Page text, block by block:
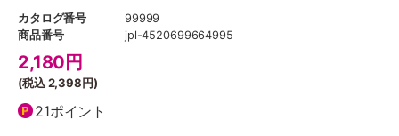
カタログ番号
99999
商品番号
jpl-4520699664995
2,180 円
(税込2,398円)
21ポイント